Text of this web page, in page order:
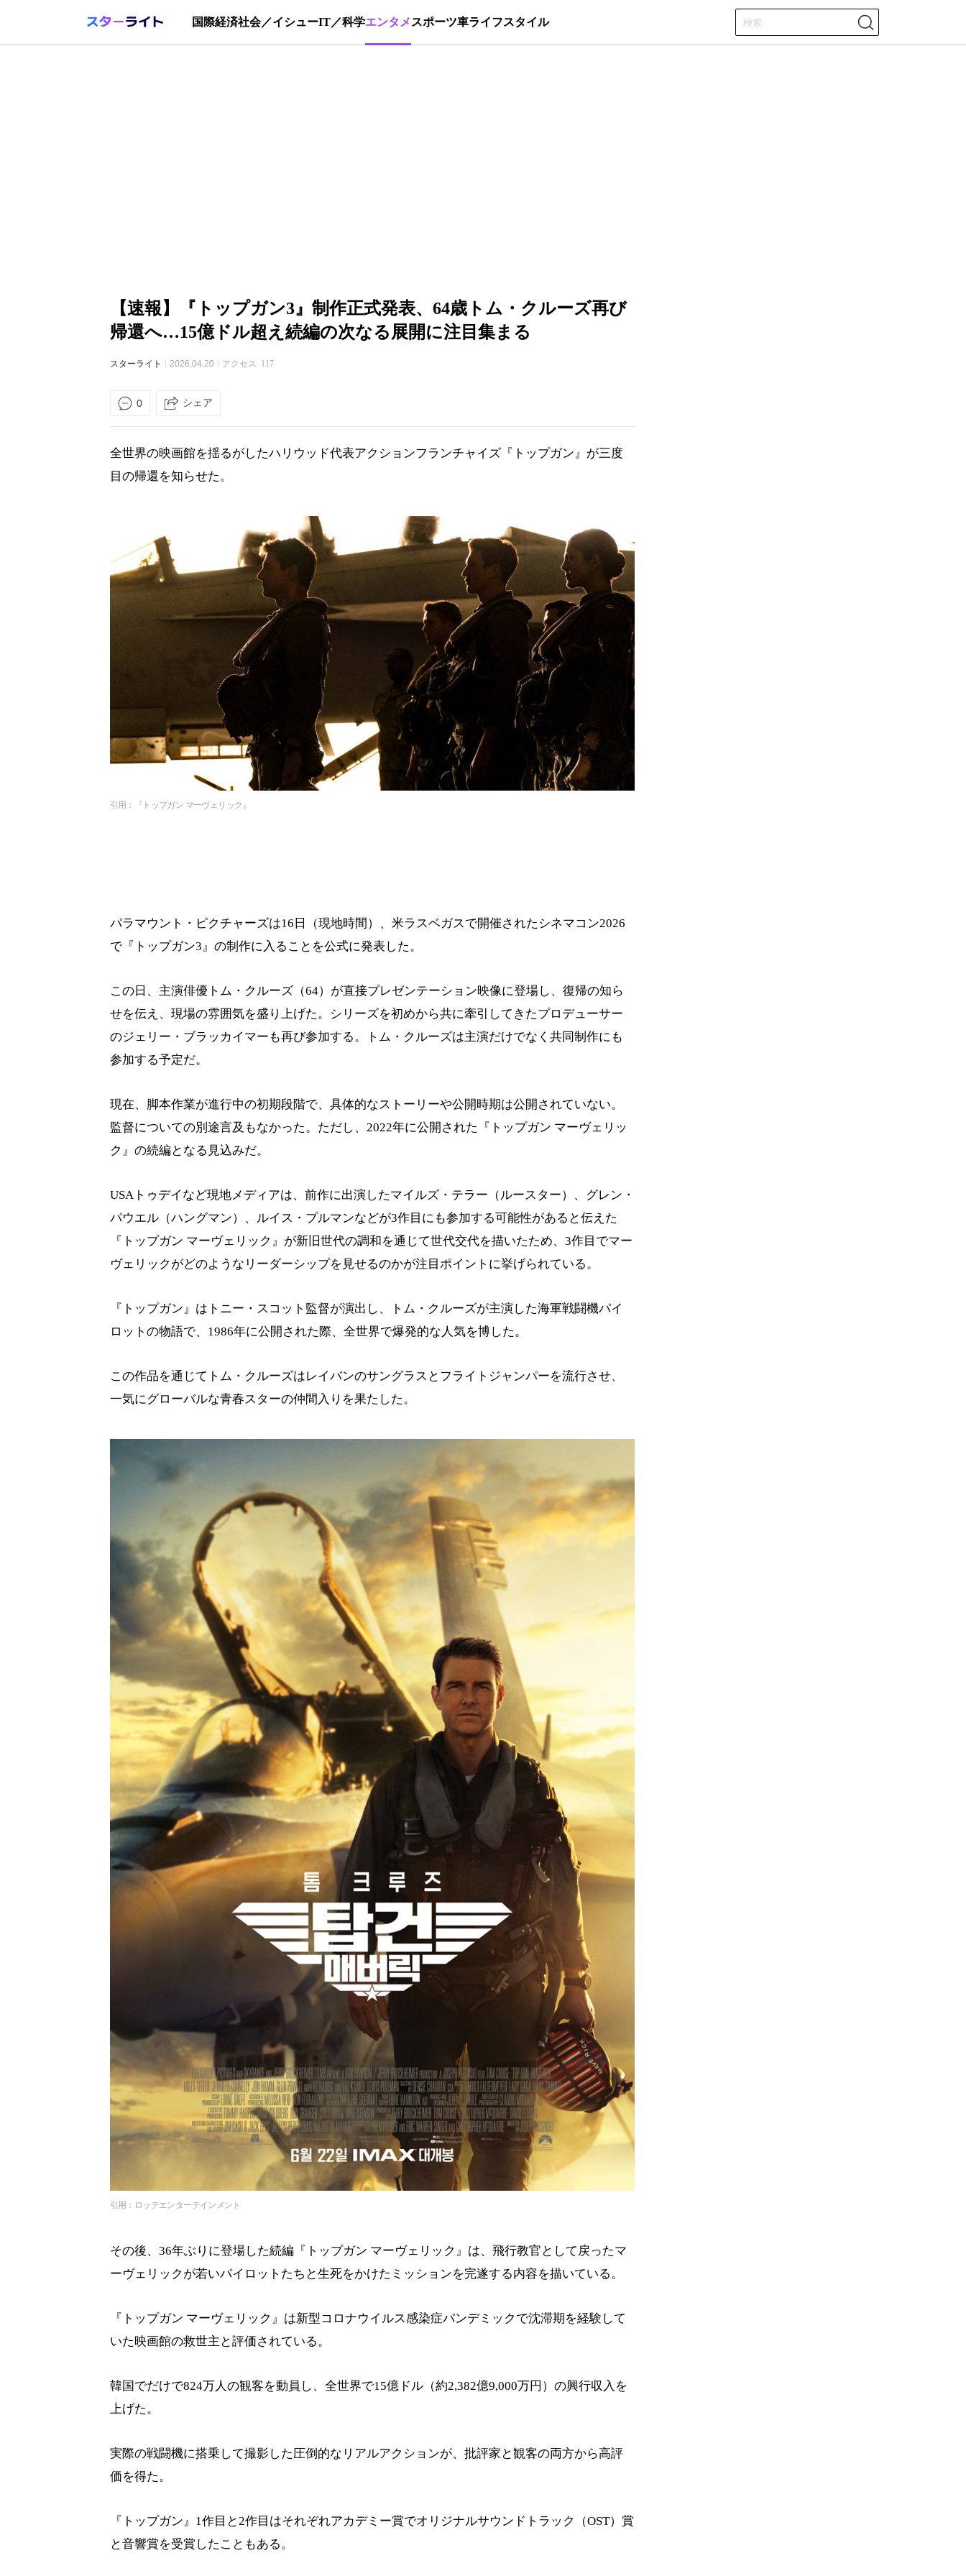
国際経済社会／イシューIT／科学エンタメ スポーツ車ライフスタイル
【速報】『トップガン3』制作正式発表、64歳トム・クルーズ再び
帰還へ…15億ドル超え続編の次なる展開に注目集まる
スターライト 2026.04.20 アクセス 117
0 シェア
全世界の映画館を揺るがしたハリウッド代表アクションフランチャイズ『トップガン』が三度
目の帰還を知らせた。
引用：『トップガン マーヴェリック』
パラマウント・ピクチャーズは16日（現地時間）、米ラスベガスで開催されたシネマコン2026
で『トップガン3』の制作に入ることを公式に発表した。
この日、主演俳優トム・クルーズ（64）が直接プレゼンテーション映像に登場し、復帰の知ら
せを伝え、現場の雰囲気を盛り上げた。シリーズを初めから共に牽引してきたプロデューサー
のジェリー・ブラッカイマーも再び参加する。トム・クルーズは主演だけでなく共同制作にも
参加する予定だ。
現在、脚本作業が進行中の初期段階で、具体的なストーリーや公開時期は公開されていない。
監督についての別途言及もなかった。ただし、2022年に公開された『トップガン マーヴェリッ
ク』の続編となる見込みだ。
USAトゥデイなど現地メディアは、前作に出演したマイルズ・テラー（ルースター）、グレン・
パウエル（ハングマン）、ルイス・プルマンなどが3作目にも参加する可能性があると伝えた
『トップガン マーヴェリック』が新旧世代の調和を通じて世代交代を描いたため、3作目でマー
ヴェリックがどのようなリーダーシップを見せるのかが注目ポイントに挙げられている。
『トップガン』はトニー・スコット監督が演出し、トム・クルーズが主演した海軍戦闘機パイ
ロットの物語で、1986年に公開された際、全世界で爆発的な人気を博した。
この作品を通じてトム・クルーズはレイバンのサングラスとフライトジャンパーを流行させ、
一気にグローバルな青春スターの仲間入りを果たした。
引用：ロッテエンターテインメント
その後、36年ぶりに登場した続編『トップガン マーヴェリック』は、飛行教官として戻ったマ
ーヴェリックが若いパイロットたちと生死をかけたミッションを完遂する内容を描いている。
『トップガン マーヴェリック』は新型コロナウイルス感染症パンデミックで沈滞期を経験して
いた映画館の救世主と評価されている。
韓国でだけで824万人の観客を動員し、全世界で15億ドル（約2,382億9,000万円）の興行収入を
上げた。
実際の戦闘機に搭乗して撮影した圧倒的なリアルアクションが、批評家と観客の両方から高評
価を得た。
『トップガン』1作目と2作目はそれぞれアカデミー賞でオリジナルサウンドトラック（OST）賞
と音響賞を受賞したこともある。